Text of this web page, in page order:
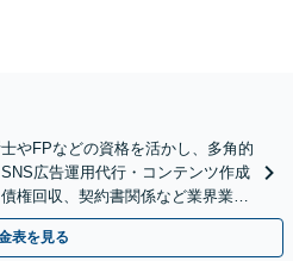
やFPなどの資格を活かし、多角的
広告運用代行・コンテンツ作成
権回収、契約書関係など業界業種
相談無料】
表を見る